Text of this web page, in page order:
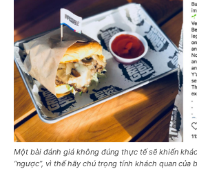
Một bài đánh giá không đúng thực tế sẽ khiến
“ngược”, vì thế hãy chú trọng tính khách quan của